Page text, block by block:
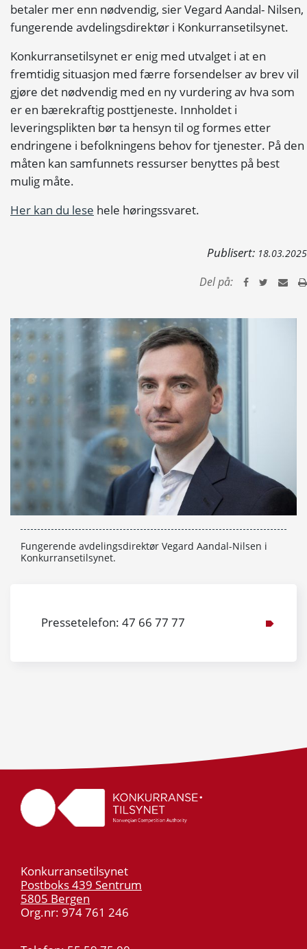
betaler mer enn nødvendig, sier Vegard Aandal- Nilsen,
fungerende avdelingsdirektør i Konkurransetilsynet.
Konkurransetilsynet er enig med utvalget i at en
fremtidig situasjon med færre forsendelser av brev vil
gjøre det nødvendig med en ny vurdering av hva som
er en bærekraftig posttjeneste. Innholdet i
leveringsplikten bør ta hensyn til og formes etter
endringene i befolkningens behov for tjenester. På den
måten kan samfunnets ressurser benyttes på best
mulig måte.
Her kan du lese hele høringssvaret.
Publisert: 18.03.2025
Del på:
Fungerende avdelingsdirektør Vegard Aandal-Nilsen i
Konkurransetilsynet.
Pressetelefon: 47 66 77 77
Konkurransetilsynet
Postboks 439 Sentrum
5805 Bergen
Org.nr: 974 761 246